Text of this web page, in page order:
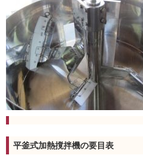
平釜式加熱撹拌機の要目表